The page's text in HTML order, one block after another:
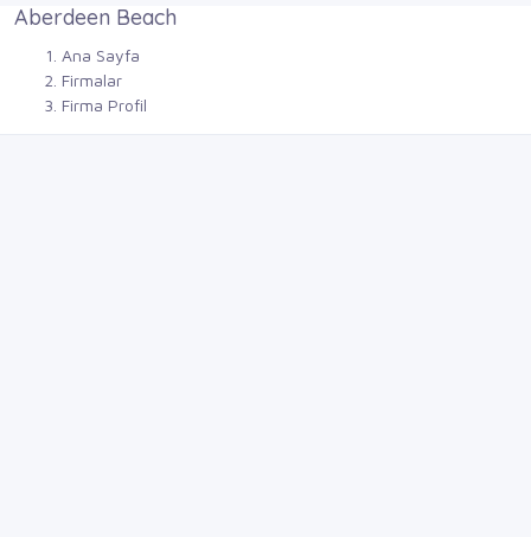
Aberdeen Beach
Ana Sayfa
Firmalar
Firma Profil